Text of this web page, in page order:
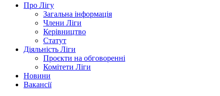
Про Лігу
Загальна інформація
Члени Ліги
Керівництво
Статут
Діяльність Ліги
Проєкти на обговоренні
Комітети Ліги
Новини
Вакансії